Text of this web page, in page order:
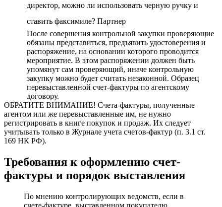
директор, можно ли использовать черную ручку и
ставить факсимиле? Партнер
После совершения контрольной закупки проверяющие
обязаны представиться, предъявить удостоверения и
распоряжение, на основании которого проводится
мероприятие. В этом распоряжении должен быть
упомянут сам проверяющий, иначе контрольную
закупку можно будет считать незаконной. Образец
перевыставленной счет-фактуры по агентскому
договору.
ОБРАТИТЕ ВНИМАНИЕ! Счета-фактуры, полученные
агентом или же перевыставленные им, не нужно
регистрировать в книге покупок и продаж. Их следует
учитывать только в Журнале учета счетов-фактур (п. 3.1 ст.
169 НК РФ).
Требования к оформлению счет-
фактуры и порядок выставления
По мнению контролирующих ведомств, если в
счете-фактуре, выставленном покупателю,